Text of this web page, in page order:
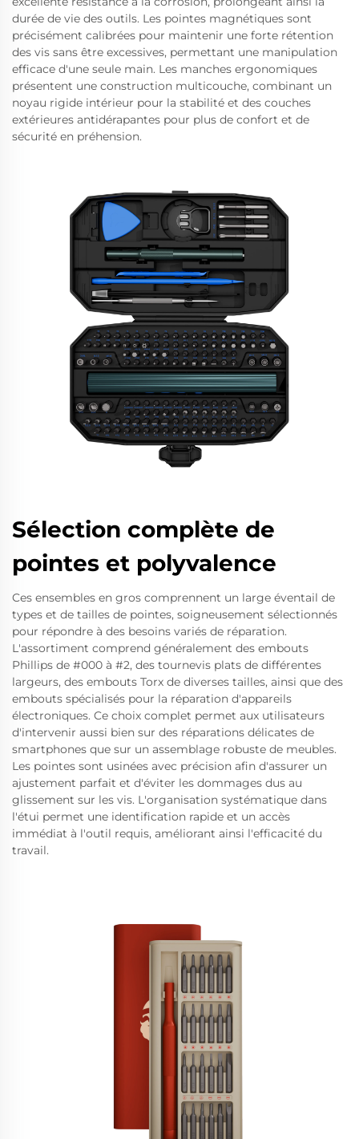
durée de vie des outils. Les pointes magnétiques sont
précisément calibrées pour maintenir une forte rétention
des vis sans être excessives, permettant une manipulation
efficace d'une seule main. Les manches ergonomiques
présentent une construction multicouche, combinant un
noyau rigide intérieur pour la stabilité et des couches
extérieures antidérapantes pour plus de confort et de
sécurité en préhension.
Sélection complète de
pointes et polyvalence
Ces ensembles en gros comprennent un large éventail de
types et de tailles de pointes, soigneusement sélectionnés
pour répondre à des besoins variés de réparation.
L'assortiment comprend généralement des embouts
Phillips de #000 à #2, des tournevis plats de différentes
largeurs, des embouts Torx de diverses tailles, ainsi que des
embouts spécialisés pour la réparation d'appareils
électroniques. Ce choix complet permet aux utilisateurs
d'intervenir aussi bien sur des réparations délicates de
smartphones que sur un assemblage robuste de meubles.
Les pointes sont usinées avec précision afin d'assurer un
ajustement parfait et d'éviter les dommages dus au
glissement sur les vis. L'organisation systématique dans
l'étui permet une identification rapide et un accès
immédiat à l'outil requis, améliorant ainsi l'efficacité du
travail.